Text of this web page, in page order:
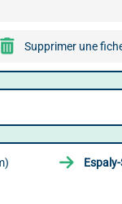
Supprimer une